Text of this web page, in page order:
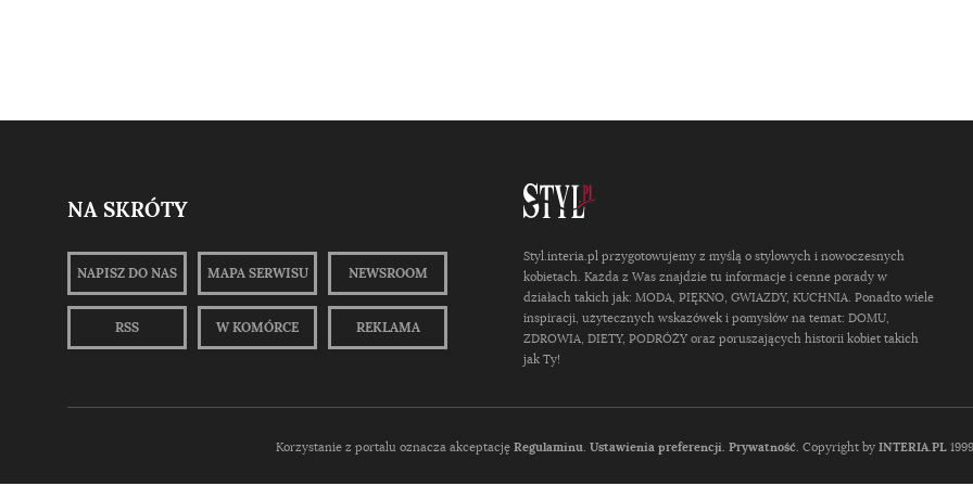
NA SKRÓTY
NAPISZ DO NAS MAPA SERWISU NEWSROOM
RSS W KOMÓRCE REKLAMA
Styl.interia.pl przygotowujemy z myślą o stylowych i nowoczesnych
kobietach. Każda z Was znajdzie tu informacje i cenne porady w
działach takich jak: MODA, PIĘKNO, GWIAZDY, KUCHNIA. Ponadto wiele
inspiracji, użytecznych wskazówek i pomysłów na temat: DOMU,
ZDROWIA, DIETY, PODRÓŻY oraz poruszających historii kobiet takich
jak Ty!
Korzystanie z portalu oznacza akceptację Regulaminu. Ustawienia preferencji. Prywatność. Copyright by INTERIA.PL